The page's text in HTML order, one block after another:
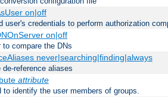
on|off
user's credentials to perform authorization
on|off
compare the DNs
never|searching|finding|always
reference aliases
attribute
to identify the user members of groups.